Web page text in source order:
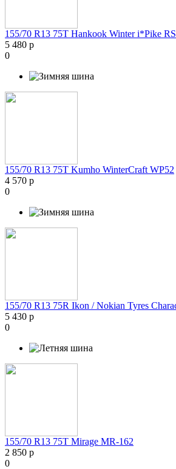
155/70 R13 75T Hankook Winter i*Pike
5 480 р
0
155/70 R13 75T Kumho WinterCraft WP52
4 570 р
0
155/70 R13 75R Ikon / Nokian Tyres
5 430 р
0
155/70 R13 75T Mirage MR-162
2 850 р
0